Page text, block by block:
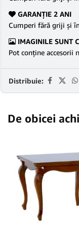
GARANŢIE 2 ANI
Cumperi fără griji şi
IMAGINILE SUNT
Pot conține accesorii
Distribuie:
De obicei